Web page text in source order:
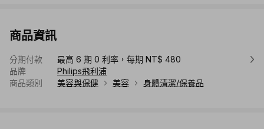
商品資訊
分期付款
最高 6 期 0 利率，每期 NT$ 480
品牌
Philips飛利浦
商品類別
美容與保健 美容 身體清潔/保養品